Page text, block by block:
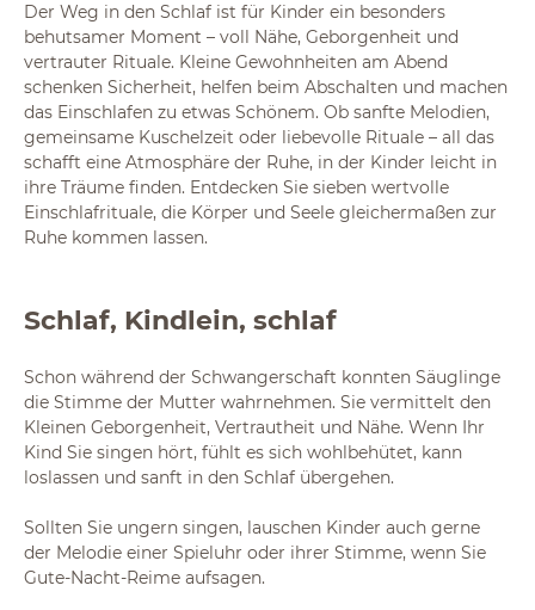
Der Weg in den Schlaf ist für Kinder ein besonders
behutsamer Moment – voll Nähe, Geborgenheit und
vertrauter Rituale. Kleine Gewohnheiten am Abend
schenken Sicherheit, helfen beim Abschalten und machen
das Einschlafen zu etwas Schönem. Ob sanfte Melodien,
gemeinsame Kuschelzeit oder liebevolle Rituale – all das
schafft eine Atmosphäre der Ruhe, in der Kinder leicht in
ihre Träume finden. Entdecken Sie sieben wertvolle
Einschlafrituale, die Körper und Seele gleichermaßen zur
Ruhe kommen lassen.
Schlaf, Kindlein, schlaf
Schon während der Schwangerschaft konnten Säuglinge
die Stimme der Mutter wahrnehmen. Sie vermittelt den
Kleinen Geborgenheit, Vertrautheit und Nähe. Wenn Ihr
Kind Sie singen hört, fühlt es sich wohlbehütet, kann
loslassen und sanft in den Schlaf übergehen.
Sollten Sie ungern singen, lauschen Kinder auch gerne
der Melodie einer Spieluhr oder ihrer Stimme, wenn Sie
Gute-Nacht-Reime aufsagen.